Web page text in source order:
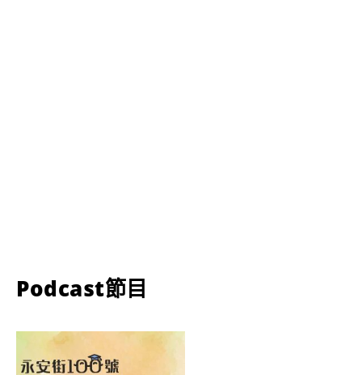
Podcast節目